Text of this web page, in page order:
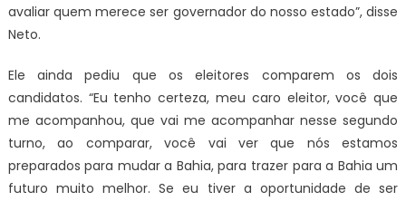
avaliar quem merece ser governador do nosso estado”, disse
Neto.
Ele ainda pediu que os eleitores comparem os dois
candidatos. “Eu tenho certeza, meu caro eleitor, você que
me acompanhou, que vai me acompanhar nesse segundo
turno, ao comparar, você vai ver que nós estamos
preparados para mudar a Bahia, para trazer para a Bahia um
futuro muito melhor. Se eu tiver a oportunidade de ser